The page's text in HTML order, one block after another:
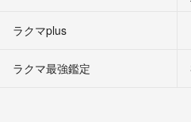
ラクマplus
ラクマ最強鑑定